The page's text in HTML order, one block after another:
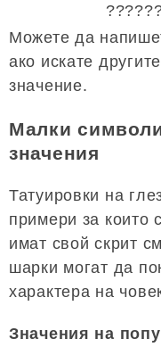
Можете да
ако искате
значение.
Малки
значения
Татуировки на
примери за които
имат свой скрит
шарки могат да
характера на
Значения на